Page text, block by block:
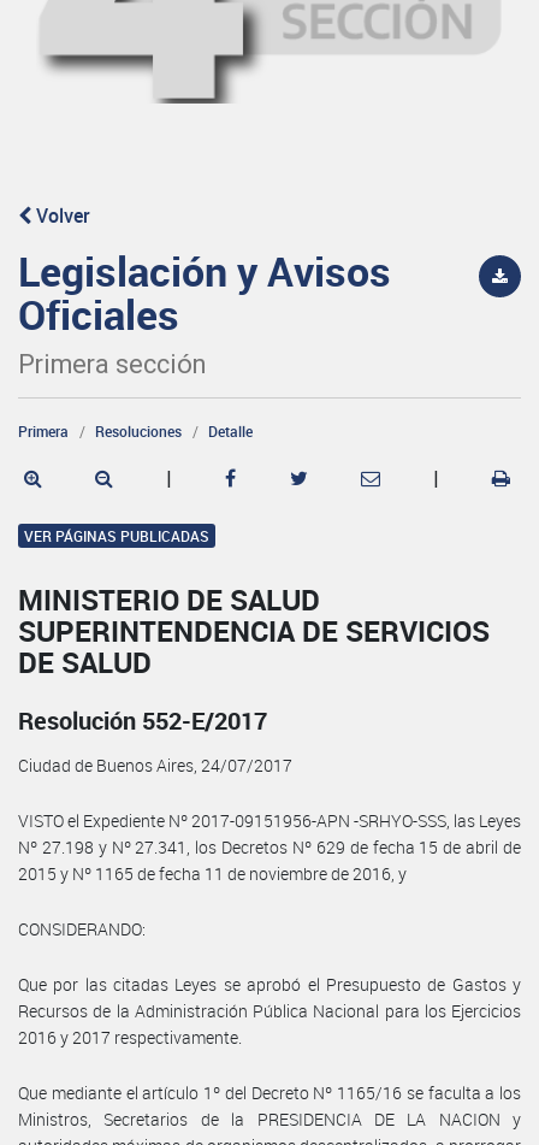
Volver
Legislación y Avisos
Oficiales
Primera sección
Primera Resoluciones Detalle
| |
VER PÁGINAS PUBLICADAS
MINISTERIO DE SALUD
SUPERINTENDENCIA DE SERVICIOS
DE SALUD
Resolución 552-E/2017
Ciudad de Buenos Aires, 24/07/2017
VISTO el Expediente Nº 2017-09151956-APN -SRHYO-SSS, las Leyes
Nº 27.198 y Nº 27.341, los Decretos Nº 629 de fecha 15 de abril de
2015 y Nº 1165 de fecha 11 de noviembre de 2016, y
CONSIDERANDO:
Que por las citadas Leyes se aprobó el Presupuesto de Gastos y
Recursos de la Administración Pública Nacional para los Ejercicios
2016 y 2017 respectivamente.
Que mediante el artículo 1º del Decreto Nº 1165/16 se faculta a los
Ministros, Secretarios de la PRESIDENCIA DE LA NACION y